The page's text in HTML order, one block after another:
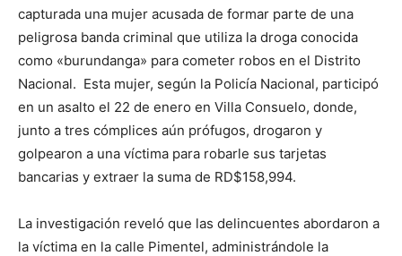
capturada una mujer acusada de formar parte de una
peligrosa banda criminal que utiliza la droga conocida
como «burundanga» para cometer robos en el Distrito
Nacional. Esta mujer, según la Policía Nacional, participó
en un asalto el 22 de enero en Villa Consuelo, donde,
junto a tres cómplices aún prófugos, drogaron y
golpearon a una víctima para robarle sus tarjetas
bancarias y extraer la suma de RD$158,994.
La investigación reveló que las delincuentes abordaron a
la víctima en la calle Pimentel, administrándole la